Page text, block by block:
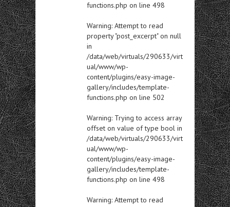
functions.php on line 498
Warning: Attempt to read
property "post_excerpt" on null
in
/data/web/virtuals/290633/virt
ual/www/wp-
content/plugins/easy-image-
gallery/includes/template-
functions.php on line 502
Warning: Trying to access array
offset on value of type bool in
/data/web/virtuals/290633/virt
ual/www/wp-
content/plugins/easy-image-
gallery/includes/template-
functions.php on line 498
Warning: Attempt to read